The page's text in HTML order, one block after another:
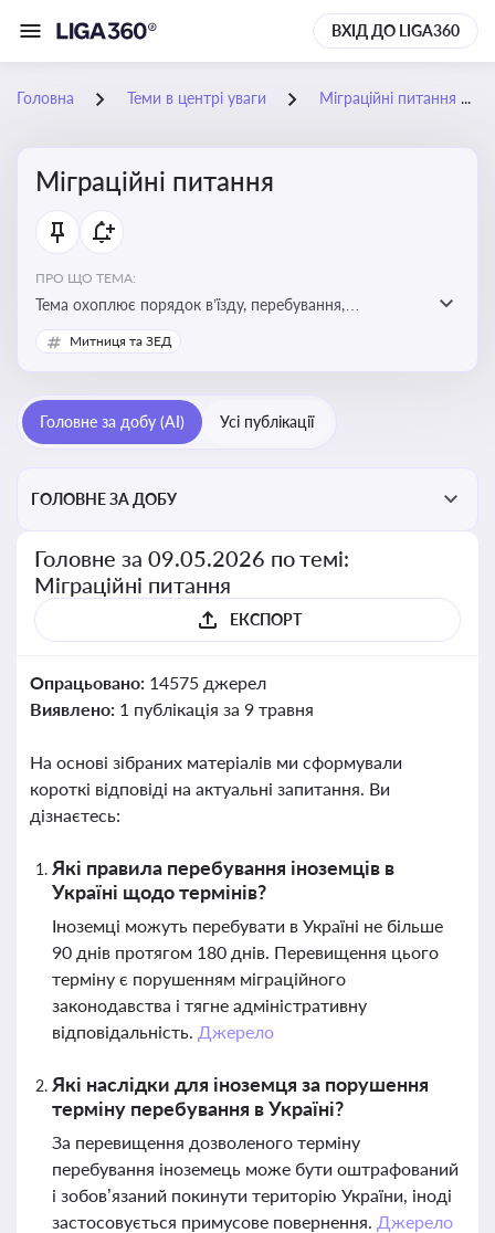
ВХІД ДО LIGA360
Головна Теми в центрі уваги Міграційні питання
Міграційні питання
ПРО ЩО ТЕМА:
Тема охоплює порядок в’їзду, перебування,
працевлаштування іноземців, а також набуття або
втрату громадянства України
Митниця та ЗЕД
Головне за добу (AI) Усі публікації
ГОЛОВНЕ ЗА ДОБУ
Головне за 09.05.2026 по темі:
Міграційні питання
ЕКСПОРТ
Опрацьовано: 14575 джерел
Виявлено: 1 публікація за 9 травня
На основі зібраних матеріалів ми сформували
короткі відповіді на актуальні запитання. Ви
дізнаєтесь:
Які правила перебування іноземців в
Україні щодо термінів?
Іноземці можуть перебувати в Україні не більше
90 днів протягом 180 днів. Перевищення цього
терміну є порушенням міграційного
законодавства і тягне адміністративну
відповідальність. Джерело
Які наслідки для іноземця за порушення
терміну перебування в Україні?
За перевищення дозволеного терміну
перебування іноземець може бути оштрафований
і зобов’язаний покинути територію України, іноді
застосовується примусове повернення. Джерело